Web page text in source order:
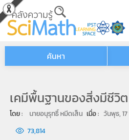
Skip to main content
ค้นหา
เคมีพื้นฐานของสิ่งมีชีวิต
โดย : นายอนุรุทธิ์ หมีดเส็น เมื่อ : วันพุธ,
73,814